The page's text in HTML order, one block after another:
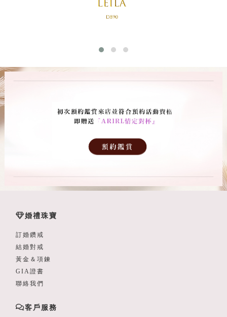
婚禮珠寶
訂婚鑽戒
結婚對戒
黃金＆項鍊
GIA證書
聯絡我們
客戶服務